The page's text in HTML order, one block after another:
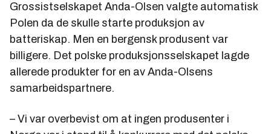
Grossistselskapet Anda-Olsen valgte automatisk
Polen da de skulle starte produksjon av
batteriskap. Men en bergensk produsent var
billigere. Det polske produksjonsselskapet lagde
allerede produkter for en av Anda-Olsens
samarbeidspartnere.
– Vi var overbevist om at ingen produsenter i